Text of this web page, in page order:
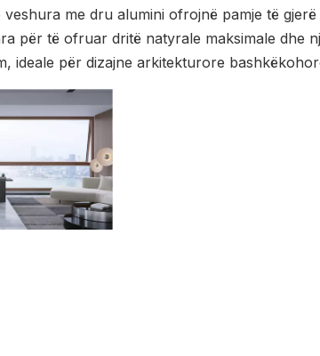
me dru alumini ofrojnë pamje të
për të ofruar dritë natyrale maksimale dhe
ideale për dizajne arkitekturore